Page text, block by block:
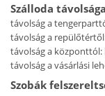
Szálloda távolsága
távolság a
távolság a
távolság a központtól:
távolság a vásárlási
Szobák